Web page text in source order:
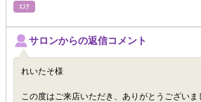
ｴｽﾃ
サロンからの返信コメント
れいたそ様
この度はご来店いただき、ありがとうござい